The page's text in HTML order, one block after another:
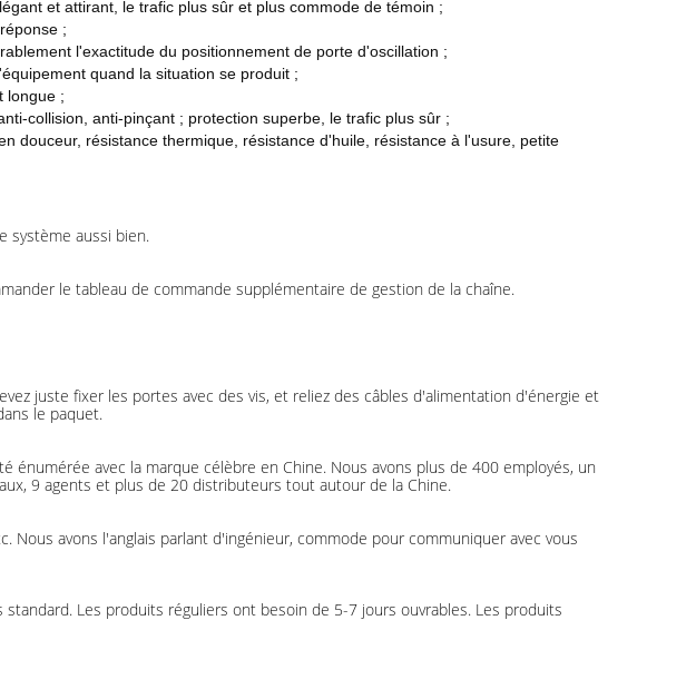
et attirant, le trafic plus sûr et plus commode de témoin ;
;
l'exactitude du positionnement de porte d'oscillation ;
quand la situation se produit ;
longue ;
collision, anti-pinçant ; protection superbe, le trafic plus sûr ;
douceur, résistance thermique, résistance d'huile, résistance à l'usure, petite
système aussi bien.
le tableau de commande supplémentaire de gestion de la chaîne.
juste fixer les portes avec des vis, et reliez des câbles d'alimentation d'énergie et
le paquet.
avec la marque célèbre en Chine. Nous avons plus de 400 employés, un
9 agents et plus de 20 distributeurs tout autour de la Chine.
avons l'anglais parlant d'ingénieur, commode pour communiquer avec vous
Les produits réguliers ont besoin de 5-7 jours ouvrables. Les produits